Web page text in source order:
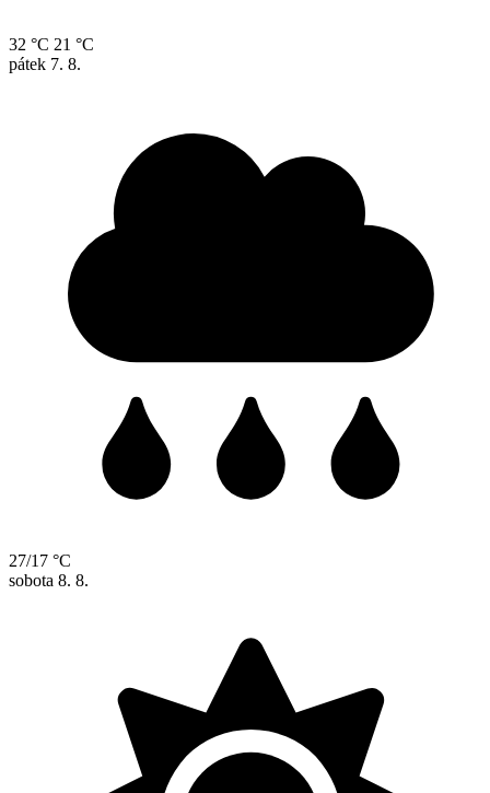
32 °C 21 °C
pátek 7. 8.
27/17 °C
sobota 8. 8.